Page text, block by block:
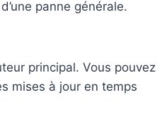
panne générale.
principal. Vous pouvez
mises à jour en temps